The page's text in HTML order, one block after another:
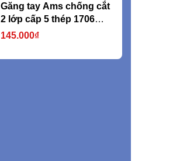
Găng tay Ams chống cắt
2 lớp cấp 5 thép 1706
316L
145.000₫